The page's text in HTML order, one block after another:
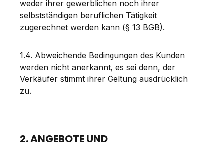
weder ihrer gewerblichen noch ihrer
selbstständigen beruflichen Tätigkeit
zugerechnet werden kann (§ 13 BGB).
1.4. Abweichende Bedingungen des Kunden
werden nicht anerkannt, es sei denn, der
Verkäufer stimmt ihrer Geltung ausdrücklich
zu.
2. ANGEBOTE UND